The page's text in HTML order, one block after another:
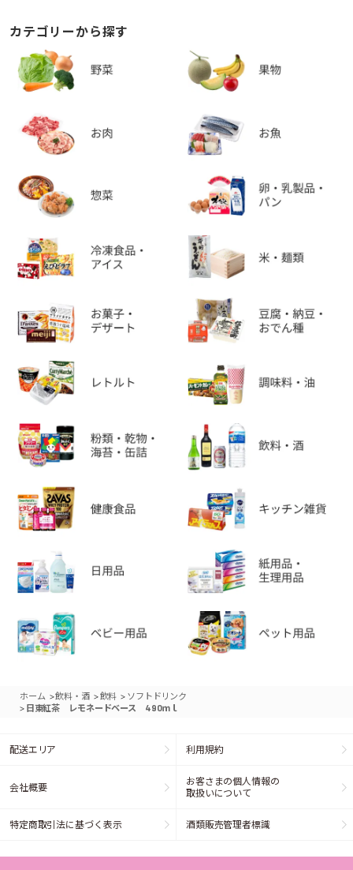
カテゴリーから探す
ホーム >飲料・酒 >飲料 > ソフトドリンク
> 日東紅茶 レモネードベース 490ｍｌ
配送エリア 利用規約
会社概要
お客さまの個人情報の
取扱いについて
特定商取引法に基づく表示 酒類販売管理者標識